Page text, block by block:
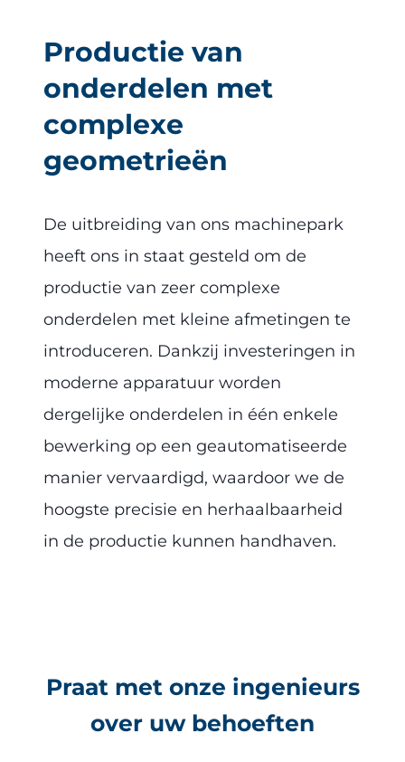
Productie van
onderdelen met
complexe
geometrieën
De uitbreiding van ons machinepark
heeft ons in staat gesteld om de
productie van zeer complexe
onderdelen met kleine afmetingen te
introduceren. Dankzij investeringen in
moderne apparatuur worden
dergelijke onderdelen in één enkele
bewerking op een geautomatiseerde
manier vervaardigd, waardoor we de
hoogste precisie en herhaalbaarheid
in de productie kunnen handhaven.
Praat met onze ingenieurs
over uw behoeften